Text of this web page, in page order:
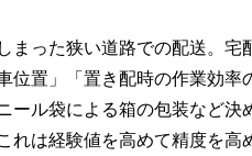
まった狭い道路での配送。宅
位置」「置き配時の作業効率
ール袋による箱の包装など決
れは経験値を高めて精度を高